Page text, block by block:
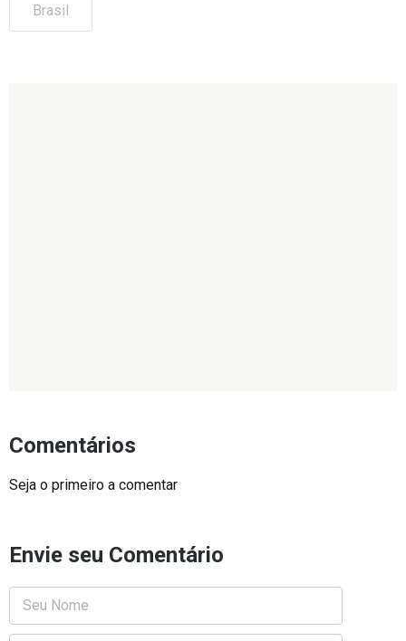
Brasil
Comentários
Seja o primeiro a comentar
Envie seu Comentário